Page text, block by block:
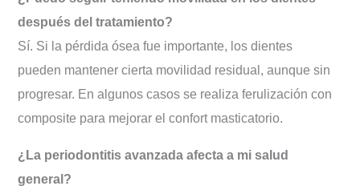
después del tratamiento?
Sí. Si la pérdida ósea fue importante, los dientes
pueden mantener cierta movilidad residual, aunque sin
progresar. En algunos casos se realiza ferulización con
composite para mejorar el confort masticatorio.
¿La periodontitis avanzada afecta a mi salud
general?